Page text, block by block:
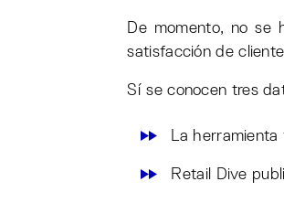
De momento, no se
satisfacción de
Sí se conocen tres
La
Retail Dive